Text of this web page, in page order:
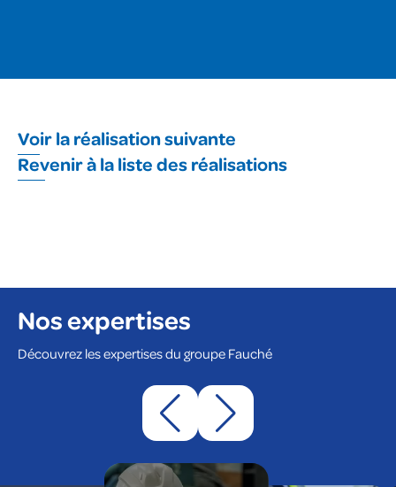
Revenir à la liste des réalisations
Voir la réalisation suivante
Nos expertises
Découvrez les expertises du groupe Fauché